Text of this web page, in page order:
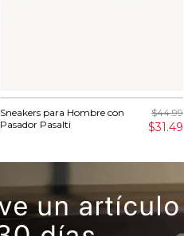
Sneakers para Hombre con
Pasador Pasalti
$44.99
$31.49